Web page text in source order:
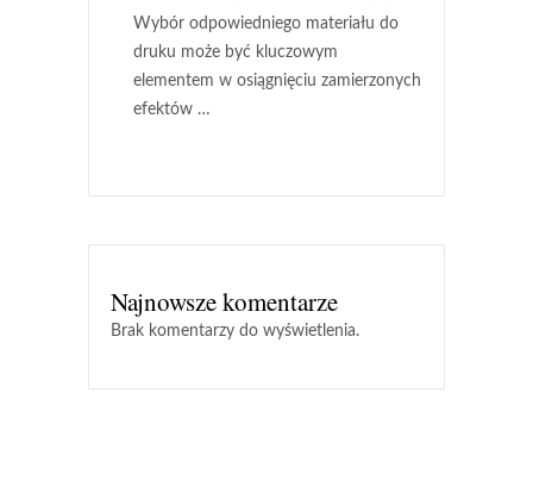
Wybór odpowiedniego materiału do
druku może być kluczowym
elementem w osiągnięciu zamierzonych
efektów …
Najnowsze komentarze
Brak komentarzy do wyświetlenia.